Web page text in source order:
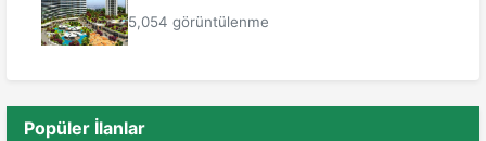
5,054 görüntülenme
Popüler İlanlar